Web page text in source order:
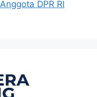
DPR RI